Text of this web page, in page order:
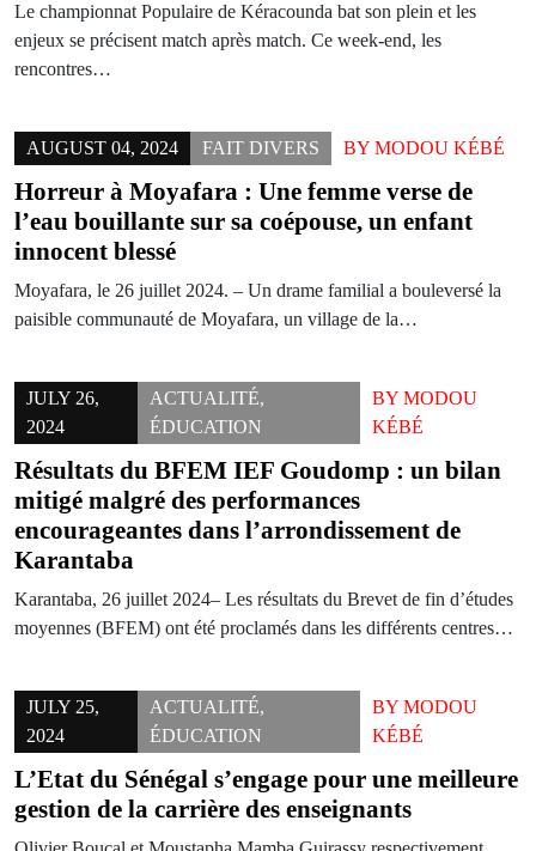
Le championnat Populaire de Kéracounda bat son plein et les
enjeux se précisent match après match. Ce week-end, les
rencontres…
AUGUST 04, 2024 FAIT DIVERS BY MODOU KÉBÉ
Horreur à Moyafara : Une femme verse de
l’eau bouillante sur sa coépouse, un enfant
innocent blessé
Moyafara, le 26 juillet 2024. – Un drame familial a bouleversé la
paisible communauté de Moyafara, un village de la…
JULY 26,
2024
ACTUALITÉ,
ÉDUCATION
BY MODOU
KÉBÉ
Résultats du BFEM IEF Goudomp : un bilan
mitigé malgré des performances
encourageantes dans l’arrondissement de
Karantaba
Karantaba, 26 juillet 2024– Les résultats du Brevet de fin d’études
moyennes (BFEM) ont été proclamés dans les différents centres…
JULY 25,
2024
ACTUALITÉ,
ÉDUCATION
BY MODOU
KÉBÉ
L’Etat du Sénégal s’engage pour une meilleure
gestion de la carrière des enseignants